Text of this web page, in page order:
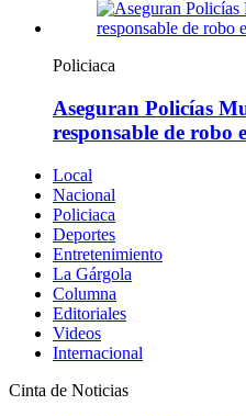
Policiaca
Aseguran Policías
responsable de robo
Local
Nacional
Policiaca
Deportes
Entretenimiento
La Gárgola
Columna
Editoriales
Videos
Internacional
Cinta de Noticias